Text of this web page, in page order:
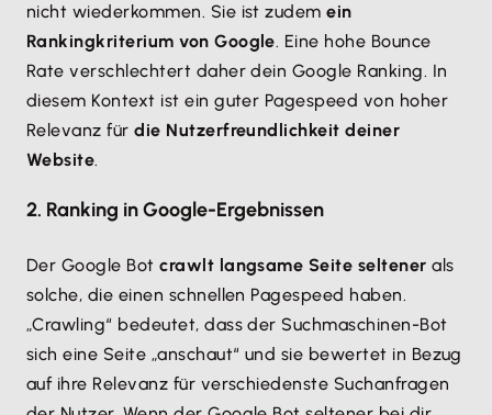
nicht wiederkommen. Sie ist zudemein
Rankingkriterium von Google. Eine hohe Bounce
Rate verschlechtert daher dein Google Ranking. In
diesem Kontext ist ein guter Pagespeed von hoher
Relevanz fürdie Nutzerfreundlichkeit deiner
Website.
2. Ranking in Google-Ergebnissen
Der Google Botcrawlt langsame Seite seltener als
solche, die einen schnellen Pagespeed haben.
„Crawling“ bedeutet, dass der Suchmaschinen-Bot
sich eine Seite „anschaut“ und sie bewertet in Bezug
auf ihre Relevanz für verschiedenste Suchanfragen